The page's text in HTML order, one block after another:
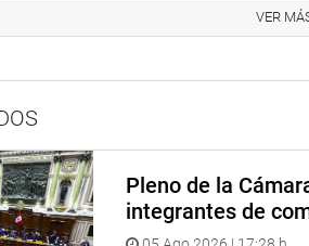
para cobrar esta deuda de cerca de
tenemos? Esperamos que se hagan
Leonardo Inga Sales (AP)
cargo de la inversión y
reactivar la economía y demandó
necesarios para lograr ese
VER
Pleno de la
integrantes de